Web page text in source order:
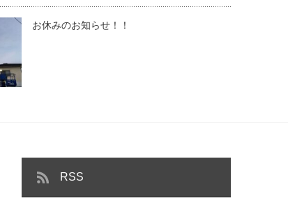
お休みのお知らせ！！
RSS